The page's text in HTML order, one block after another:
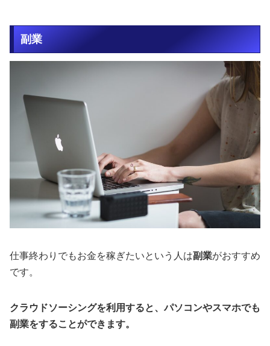
副業
仕事終わりでもお金を稼ぎたいという人は副業がおすすめ
です。
クラウドソーシングを利用すると、パソコンやスマホでも
副業をすることができます。